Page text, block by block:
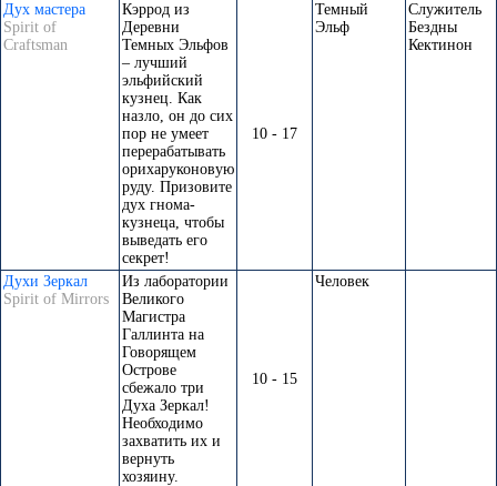
Дух мастера
Spirit of
Craftsman
Кэррод из
Деревни
Темных Эльфов
– лучший
эльфийский
кузнец. Как
назло, он до сих
пор не умеет
перерабатывать
орихаруконовую
руду. Призовите
дух гнома-
кузнеца, чтобы
выведать его
секрет!
10 - 17
Темный
Эльф
Служитель
Бездны
Кектинон
Духи Зеркал
Spirit of Mirrors
Из лаборатории
Великого
Магистра
Галлинта на
Говорящем
Острове
сбежало три
Духа Зеркал!
Необходимо
захватить их и
вернуть
хозяину.
10 - 15
Человек